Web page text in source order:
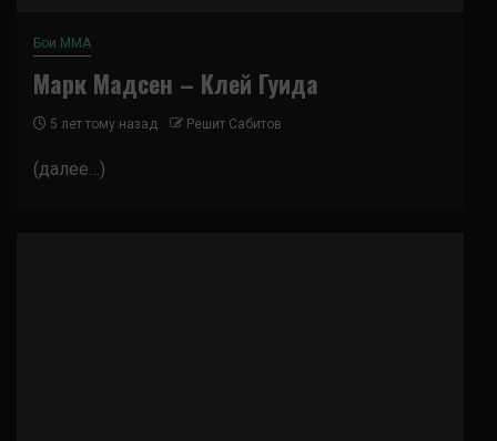
Бои ММА
Марк Мадсен – Клей Гуида
5 лет тому назад Решит Сабитов
(далее…)